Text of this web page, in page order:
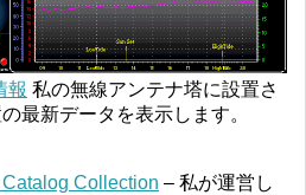
報 私の無線アンテナ塔に設置さ
最新データを表示します。
Collection – 私が運営し